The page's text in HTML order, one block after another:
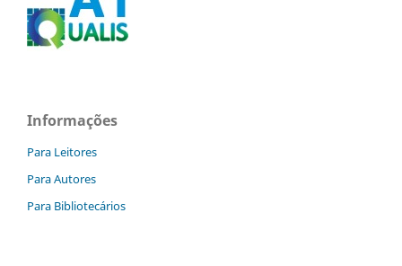
Informações
Para Leitores
Para Autores
Para Bibliotecários